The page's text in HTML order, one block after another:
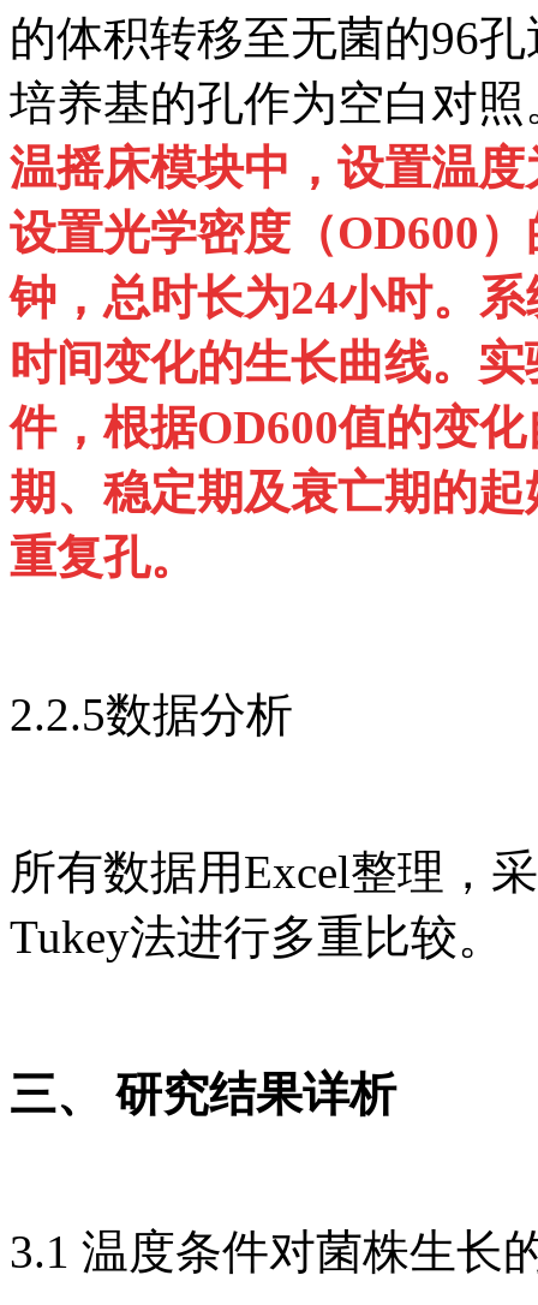
的体积转移至无菌的96
培养基的孔作为空白对照
温摇床模块中，设置温
设置光学密度（OD600
钟，总时长为24小时。
时间变化的生长曲线。
件，根据OD600值的变
期、稳定期及衰亡期的
重复孔。
2.2.5数据分析
所有数据用Excel整理，
Tukey法进行多重比较。
三、 研究结果详析
3.1 温度条件对菌株生长